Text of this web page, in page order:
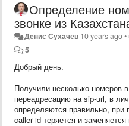
Определение
звонке из
Денис Сухачев 10 years ago•
5
Добрый день.
Получили несколько номеров
переадресацию на sip-url, в
определяются правильно, при
caller id теряется и заменяется